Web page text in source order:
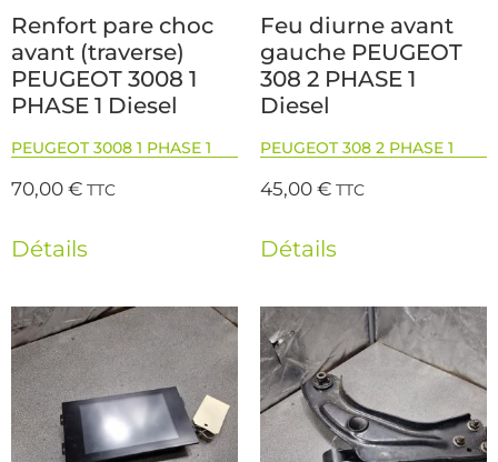
Renfort pare choc
avant (traverse)
PEUGEOT 3008 1
PHASE 1 Diesel
PEUGEOT 3008 1 PHASE 1
70,00€ TTC
Détails
Feu diurne avant
gauche PEUGEOT
308 2 PHASE 1
Diesel
PEUGEOT 308 2 PHASE 1
45,00€ TTC
Détails